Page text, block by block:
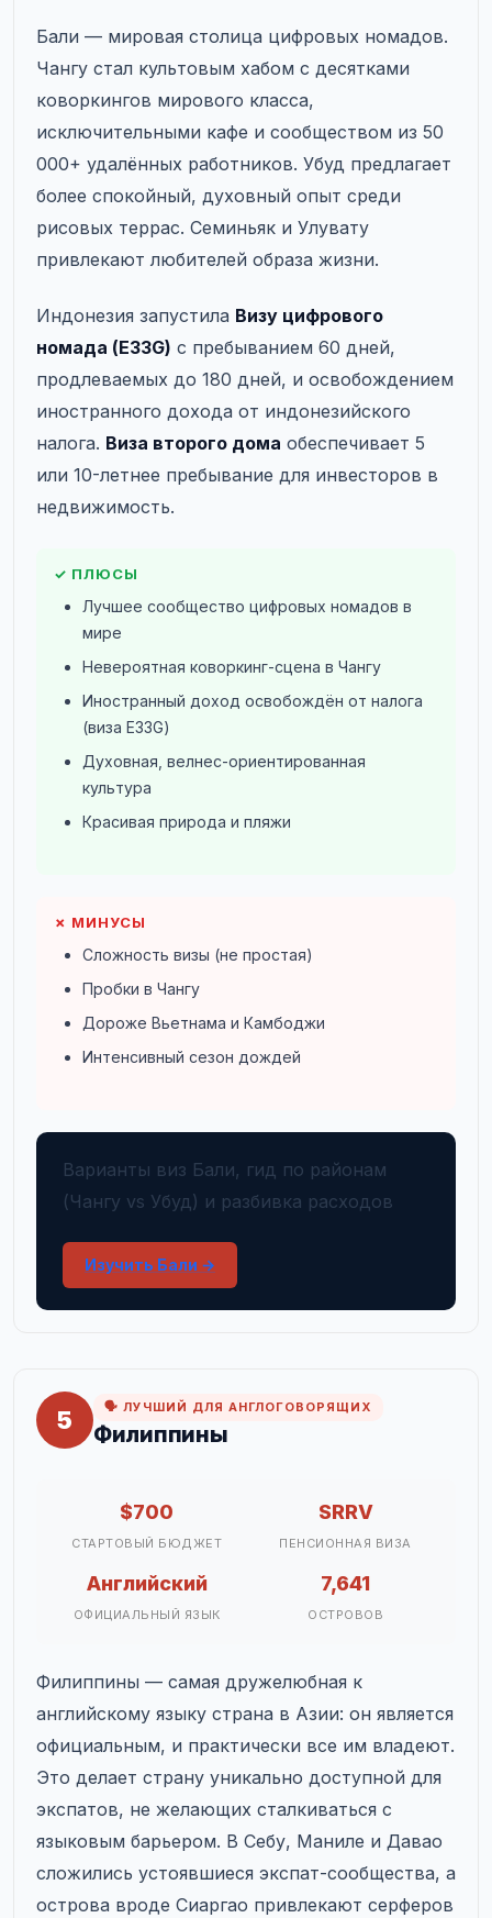
Бали — мировая столица цифровых номадов.
Чангу стал культовым хабом с десятками
коворкингов мирового класса,
исключительными кафе и сообществом из 50
000+ удалённых работников. Убуд предлагает
более спокойный, духовный опыт среди
рисовых террас. Семиньяк и Улувату
привлекают любителей образа жизни.
Индонезия запустила Визу цифрового
номада (E33G) с пребыванием 60 дней,
продлеваемых до 180 дней, и освобождением
иностранного дохода от индонезийского
налога. Виза второго дома обеспечивает 5
или 10-летнее пребывание для инвесторов в
недвижимость.
✓ ПЛЮСЫ
Лучшее сообщество цифровых номадов в
мире
Невероятная коворкинг-сцена в Чангу
Иностранный доход освобождён от налога
(виза E33G)
Духовная, велнес-ориентированная
культура
Красивая природа и пляжи
✗ МИНУСЫ
Сложность визы (не простая)
Пробки в Чангу
Дороже Вьетнама и Камбоджи
Интенсивный сезон дождей
Варианты виз Бали, гид по районам
(Чангу vs Убуд) и разбивка расходов
Изучить Бали →
5 🗣️ ЛУЧШИЙ ДЛЯ АНГЛОГОВОРЯЩИХ
Филиппины
$700
СТАРТОВЫЙ БЮДЖЕТ
SRRV
ПЕНСИОННАЯ ВИЗА
Английский
ОФИЦИАЛЬНЫЙ ЯЗЫК
7,641
ОСТРОВОВ
Филиппины — самая дружелюбная к
английскому языку страна в Азии: он является
официальным, и практически все им владеют.
Это делает страну уникально доступной для
экспатов, не желающих сталкиваться с
языковым барьером. В Себу, Маниле и Давао
сложились устоявшиеся экспат-сообщества, а
острова вроде Сиаргао привлекают серферов